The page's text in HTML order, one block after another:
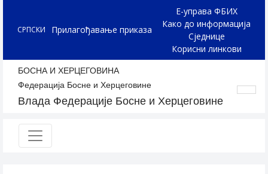
СРПСКИ Прилагођавање приказа
Е-управа ФБИХ
Како до информација
Сједнице
Корисни линкови
БОСНА И ХЕРЦЕГОВИНА
Федерација Босне и Херцеговине
Влада Федерације Босне и Херцеговине